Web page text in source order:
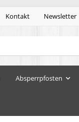
Kontakt Newsletter
Absperrpfosten